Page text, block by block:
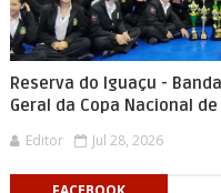
Reserva do Iguaçu -
Geral da Copa Nacional
Editor Jul 28, 2026